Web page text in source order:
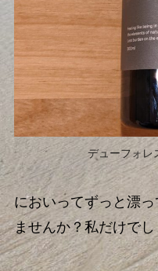
デューフォレ
においってずっと漂
ませんか？私だけで